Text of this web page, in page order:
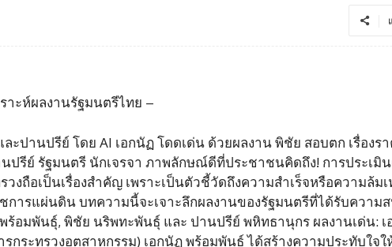
าะห์ผลงานรัฐมนตรีไทย –
ละปานปรีย์ โดย AI เอกนัฏ โดดเด่น ด้วยผลงาน พิชัย สอบตก เรื่องร
นปรีย์ รัฐมนตรี นักเจรจา ภาพลักษณ์ดีที่ประชาชนคิดถึง! การประเมิ
วงถือเป็นเรื่องสำคัญ เพราะเป็นตัวชี้วัดถึงความสำเร็จหรือความล้ม
การแผ่นดิน บทความนี้จะเจาะลึกผลงานของรัฐมนตรีที่ได้รับความ
ร้อมพันธุ์, พิชัย นริพทะพันธุ์ และ ปานปรีย์ พหิทธานุกร ผลงานเด่น:
รกระทรวงอุตสาหกรรม) เอกนัฏ พร้อมพันธุ์ ได้สร้างความประทับใจ